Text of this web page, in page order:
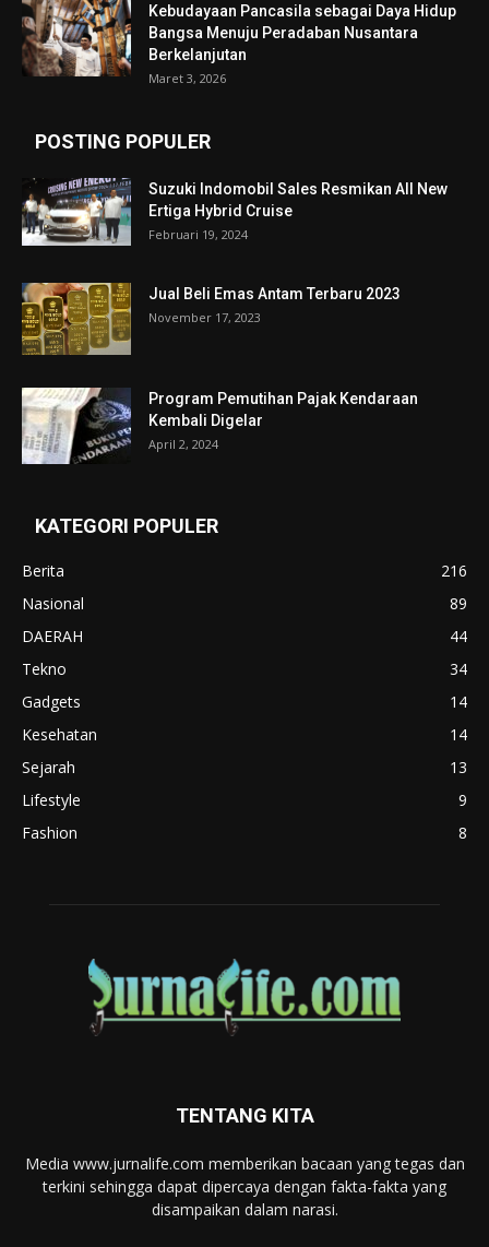
Kebudayaan Pancasila sebagai Daya Hidup
Bangsa Menuju Peradaban Nusantara
Berkelanjutan
Maret 3, 2026
POSTING POPULER
Suzuki Indomobil Sales Resmikan All New
Ertiga Hybrid Cruise
Februari 19, 2024
Jual Beli Emas Antam Terbaru 2023
November 17, 2023
Program Pemutihan Pajak Kendaraan
Kembali Digelar
April 2, 2024
KATEGORI POPULER
Berita
216
Nasional
89
DAERAH
44
Tekno
34
Gadgets
14
Kesehatan
14
Sejarah
13
Lifestyle
9
Fashion
8
TENTANG KITA
Media www.jurnalife.com memberikan bacaan yang tegas dan
terkini sehingga dapat dipercaya dengan fakta-fakta yang
disampaikan dalam narasi.